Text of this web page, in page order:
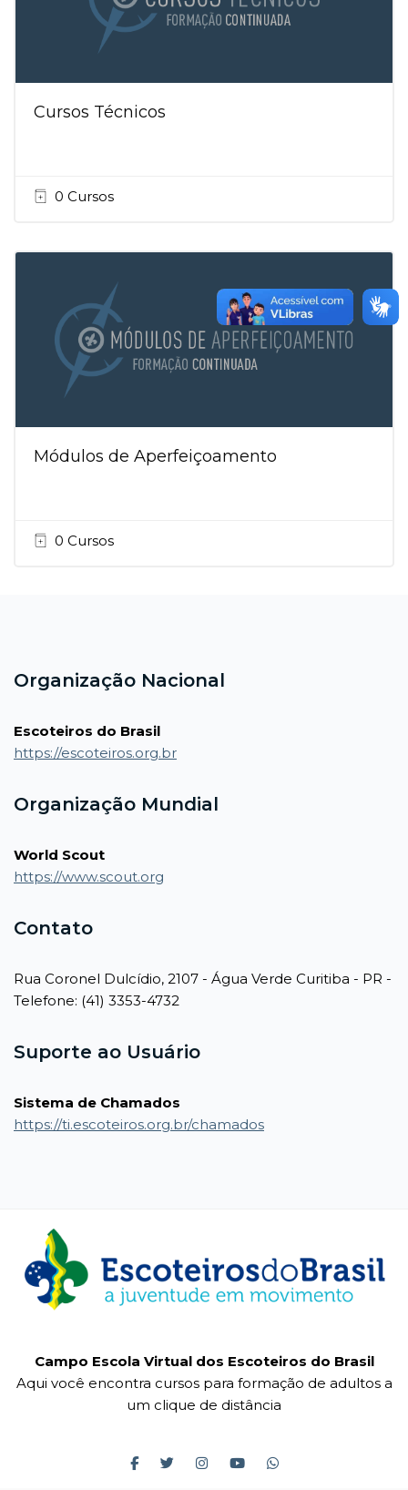
Cursos Técnicos
0 Cursos
Módulos de Aperfeiçoamento
0 Cursos
Organização Nacional
Escoteiros do Brasil
https://escoteiros.org.br
Organização Mundial
World Scout
https://www.scout.org
Contato
Rua Coronel Dulcídio, 2107 - Água Verde Curitiba - PR -
Telefone: (41) 3353-4732
Suporte ao Usuário
Sistema de Chamados
https://ti.escoteiros.org.br/chamados
Campo Escola Virtual dos Escoteiros do Brasil
Aqui você encontra cursos para formação de adultos a
um clique de distância